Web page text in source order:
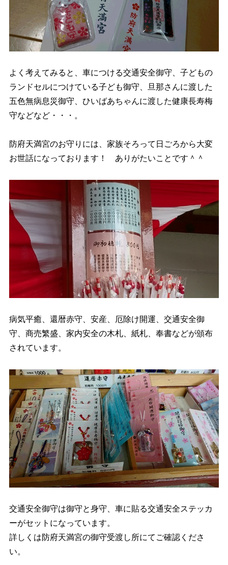
よく考えてみると、車につける交通安全御守、子どもの
ランドセルにつけている子ども御守、旦那さんに渡した
五色無病息災御守、ひいばあちゃんに渡した健康長寿梅
守などなど・・・。
防府天満宮のお守りには、家族そろって日ごろから大変
お世話になっております！ ありがたいことです＾＾
病気平癒、還暦赤守、安産、厄除け開運、交通安全御
守、商売繁盛、家内安全の木札、紙札、奉書などが頒布
されています。
交通安全御守は御守と身守、車に貼る交通安全ステッカ
ーがセットになっています。
詳しくは防府天満宮の御守受渡し所にてご確認くださ
い。